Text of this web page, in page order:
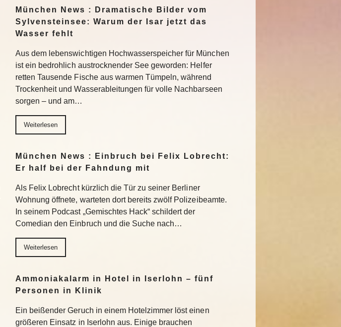
München News : Dramatische Bilder vom
Sylvensteinsee: Warum der Isar jetzt das
Wasser fehlt
Aus dem lebenswichtigen Hochwasserspeicher für München
ist ein bedrohlich austrocknender See geworden: Helfer
retten Tausende Fische aus warmen Tümpeln, während
Trockenheit und Wasserableitungen für volle Nachbarseen
sorgen – und am…
Weiterlesen
München News : Einbruch bei Felix Lobrecht:
Er half bei der Fahndung mit
Als Felix Lobrecht kürzlich die Tür zu seiner Berliner
Wohnung öffnete, warteten dort bereits zwölf Polizeibeamte.
In seinem Podcast „Gemischtes Hack“ schildert der
Comedian den Einbruch und die Suche nach…
Weiterlesen
Ammoniakalarm in Hotel in Iserlohn – fünf
Personen in Klinik
Ein beißender Geruch in einem Hotelzimmer löst einen
größeren Einsatz in Iserlohn aus. Einige brauchen